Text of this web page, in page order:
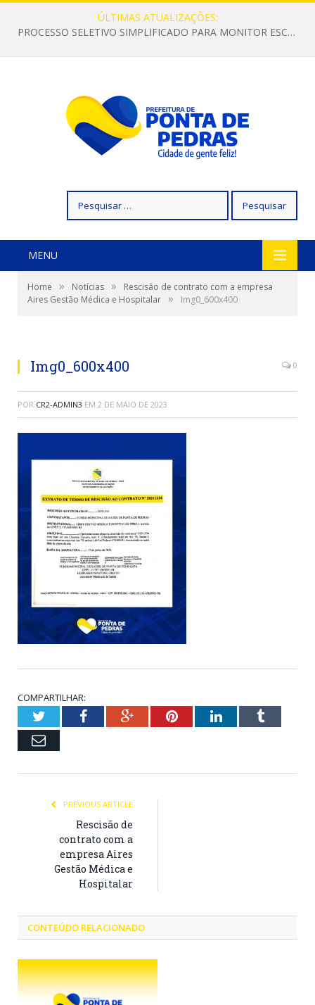
ÚLTIMAS ATUALIZAÇÕES:
PROCESSO SELETIVO SIMPLIFICADO PARA MONITOR ESCOLAR
por:
MENU
Home » Notícias »
Rescisão de contrato com a empresa
Aires Gestão Médica e Hospitalar » Img0_600x400
Img0_600x400 0
POR CR2-ADMIN3 EM 2 DE MAIO DE 2023
COMPARTILHAR:
TwitterFacebookGoogle+PinterestLinkedInTumblr
Email
PREVIOUS ARTICLE
Rescisão de
contrato com a
empresa Aires
Gestão Médica e
Hospitalar
CONTEÚDO RELACIONADO